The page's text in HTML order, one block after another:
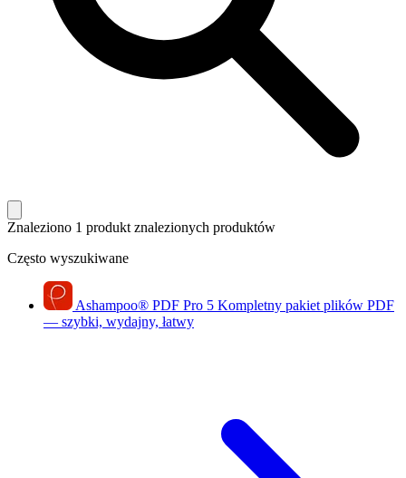
Znaleziono 1 produkt znalezionych produktów
Często wyszukiwane
Ashampoo® PDF Pro 5 Kompletny pakiet plików PDF
— szybki, wydajny, łatwy